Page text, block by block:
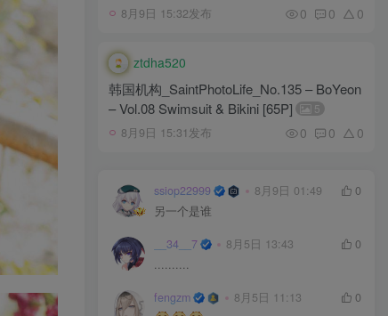
8月9日 15:32发布 0 0 0
ztdha520
韩国机构_SaintPhotoLife_No.135 – BoYeon
– Vol.08 Swimsuit & Bikini [65P]
5
8月9日 15:31发布 0 0 0
ssiop22999 8月9日 01:49
0
另一个是谁
__34__7 8月5日 13:43
0
..........
fengzm 8月5日 11:13 0